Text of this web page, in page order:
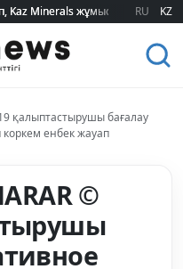
Kaz Minerals жұмысшылары
Kaz Minerals жұмысшылары
RU KZ
қалыптастырушы бағалау
енбек жауап
©